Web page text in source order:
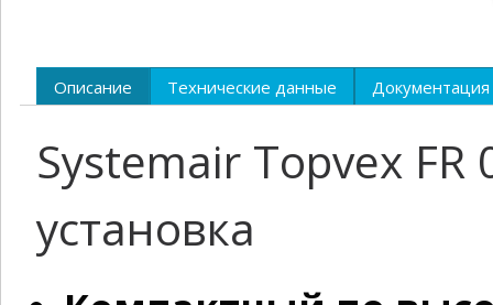
Описание Технические данные Документация
Systemair Topvex
установка